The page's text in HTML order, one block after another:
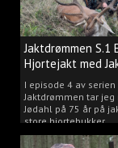
Jaktdrømmen S.1
Hjortejakt med
I episode 4 av serien
Jaktdrømmen tar jeg
Jødahl på 75 år på
store hjortebukker.